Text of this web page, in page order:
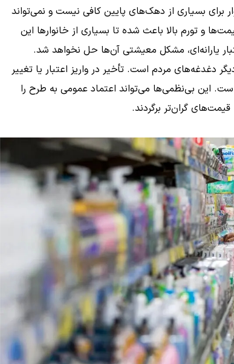
برای بسیاری از دهک‌های پایین کافی نیست و نمی‌تواند
و تورم بالا باعث شده تا بسیاری از خانوارها این
یارانه‌ای، مشکل معیشتی آن‌ها حل نخواهد شد.
دغدغه‌های مردم است. تأخیر در واریز اعتبار یا تغییر
این بی‌نظمی‌ها می‌تواند اعتماد عمومی به طرح را
گران‌تر برگردند.